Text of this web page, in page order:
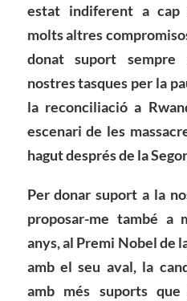
estat indiferent a cap
molts altres
donat suport sempre
nostres tasques per la
la reconciliació a
escenari de les
hagut després de la
Per donar suport a la
proposar-me també a
anys, al Premi Nobel de
amb el seu aval, la
amb més suports